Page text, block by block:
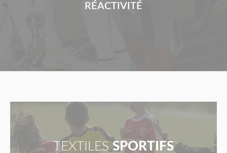
RÉACTIVITÉ
TEXTILES SPORTIFS